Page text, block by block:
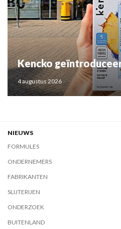
Kencko
4 augustus 2026
NIEUWS
FORMULES
ONDERNEMERS
FABRIKANTEN
SLIJTERIJEN
ONDERZOEK
BUITENLAND